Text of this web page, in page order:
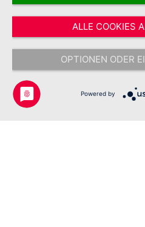
Vertrag widerrufen
* Alle Preise inkl. gesetzl.
Nachnahmegebühren, wenn
Copyright © 2026 Johanniter-
ALLE COOKIES
OPTIONEN ODER
Powered by